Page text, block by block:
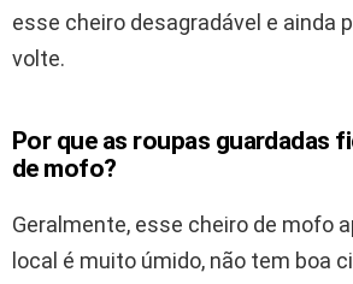
esse cheiro desagradável e ainda
volte.
Por que as roupas guardadas
de mofo?
Geralmente, esse cheiro de mofo
local é muito úmido, não tem boa